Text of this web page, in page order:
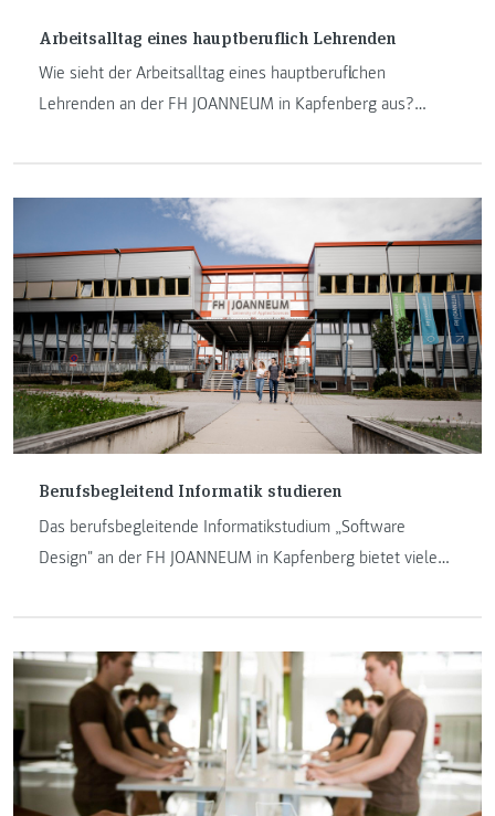
Arbeitsalltag eines hauptberuflich Lehrenden
Wie sieht der Arbeitsalltag eines hauptberuflichen
Lehrenden an der FH JOANNEUM in Kapfenberg aus?
Grund gegangen.
Berufsbegleitend Informatik studieren
Das berufsbegleitende Informatikstudium „Software
Design" an der FH JOANNEUM in Kapfenberg bietet viele
über das berufsbegleitende Bachelorstudium.